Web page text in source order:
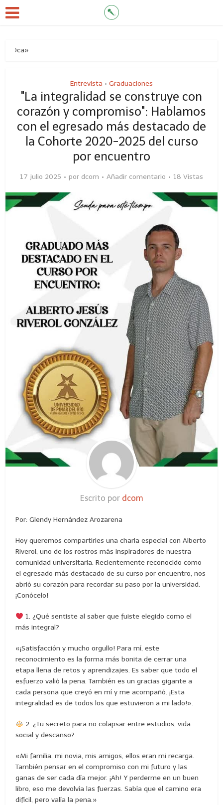
Entrevista • Graduaciones
"La integralidad se construye con
corazón y compromiso": Hablamos
con el egresado más destacado de
la Cohorte 2020-2025 del curso
por encuentro
17 julio 2025 por dcom Añadir comentario 18 Vistas
Escrito por dcom
Por: Glendy Hernández Arozarena
Hoy queremos compartirles una charla especial con Alberto
Riverol, uno de los rostros más inspiradores de nuestra
comunidad universitaria. Recientemente reconocido como
el egresado más destacado de su curso por encuentro, nos
abrió su corazón para recordar su paso por la universidad.
¡Conócelo!
1. ¿Qué sentiste al saber que fuiste elegido como el
más integral?
«¡Satisfacción y mucho orgullo! Para mí, este
reconocimiento es la forma más bonita de cerrar una
etapa llena de retos y aprendizajes. Es saber que todo el
esfuerzo valió la pena. También es un gracias gigante a
cada persona que creyó en mí y me acompañó. ¡Esta
integralidad es de todos los que estuvieron a mi lado!».
2. ¿Tu secreto para no colapsar entre estudios, vida
social y descanso?
«Mi familia, mi novia, mis amigos, ellos eran mi recarga.
También pensar en el compromiso con mi futuro y las
ganas de ser cada día mejor. ¡Ah! Y perderme en un buen
libro, eso me devolvía las fuerzas. Sabía que el camino era
difícil, pero valía la pena.»